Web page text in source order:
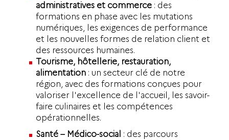
administratives et commerce : des
formations en phase avec les mutations
numériques, les exigences de performance
et les nouvelles formes de relation client et
des ressources humaines.
Tourisme, hôtellerie, restauration,
alimentation : un secteur clé de notre
région, avec des formations conçues pour
valoriser l'excellence de l'accueil, les savoir-
faire culinaires et les compétences
opérationnelles.
Santé – Médico-social : des parcours